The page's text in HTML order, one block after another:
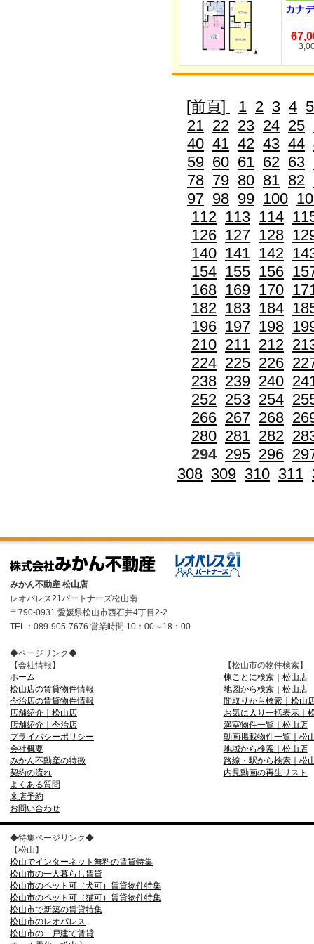
カナ
[前頁] 1 2 3 4 5
21 22 23 24 25
40 41 42 43 44
59 60 61 62 63
78 79 80 81 82
97 98 99 100
112 113 114
126 127 128
140 141 142
154 155 156
168 169 170
182 183 184
196 197 198
210 211 212
224 225 226
238 239 240
252 253 254
266 267 268
280 281 282
294 295 296
308 309 310 311
みかん不動産 松山店
レオパレス21パートナーズ松山南
〒790-0931 愛媛県松山市西石井4丁目2-2
TEL：089-905-7676 営業時間 10：00～18：00
◆ページリンク◆
【会社情報】
ホーム
松山店の賃貸物件情報
今治店の賃貸物件情報
店舗紹介｜松山店
店舗紹介｜今治店
プライバシーポリシー
会社概要
みかん不動産の特徴
契約の流れ
よくある質問
来店予約
お問い合わせ
【松山市の物件検索】
棟ごとに検索｜松山店
地図から検索｜松山店
間取りから検索｜松山
お気に入り一括表示｜
満室物件一覧｜松山店
動画掲載物件一覧｜松
地域から検索｜松山店
路線・駅から検索｜松
内見動画の再生リスト
◆特集ページリンク◆
【松山】
松山でインターネット無料の賃貸特集
松山市の一人暮らし賃貸
松山市のペット可（犬可）賃貸物件特集
松山市のペット可（猫可）賃貸物件特集
松山市で新築の賃貸特集
松山市のレオパレス
松山市の一戸建て賃貸